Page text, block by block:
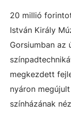
20 millió
István Király
Gorsiumban az
megkezdett
nyáron
színházának